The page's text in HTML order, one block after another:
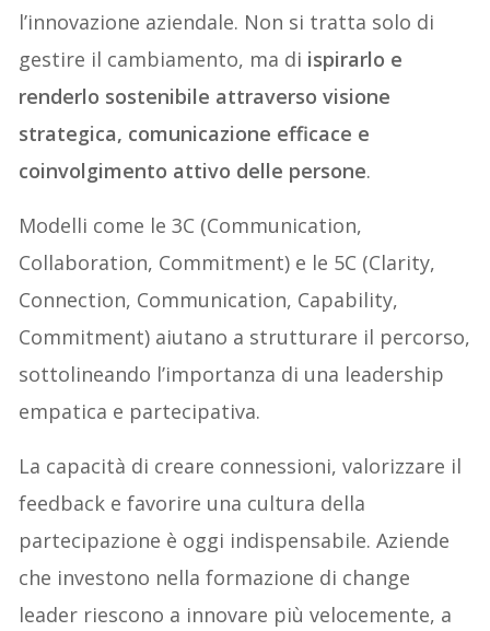
l’innovazione aziendale. Non si tratta solo di
gestire il cambiamento, ma di ispirarlo e
renderlo sostenibile attraverso visione
strategica, comunicazione efficace e
coinvolgimento attivo delle persone.
Modelli come le 3C (Communication,
Collaboration, Commitment) e le 5C (Clarity,
Connection, Communication, Capability,
Commitment) aiutano a strutturare il percorso,
sottolineando l’importanza di una leadership
empatica e partecipativa.
La capacità di creare connessioni, valorizzare il
feedback e favorire una cultura della
partecipazione è oggi indispensabile. Aziende
che investono nella formazione di change
leader riescono a innovare più velocemente, a